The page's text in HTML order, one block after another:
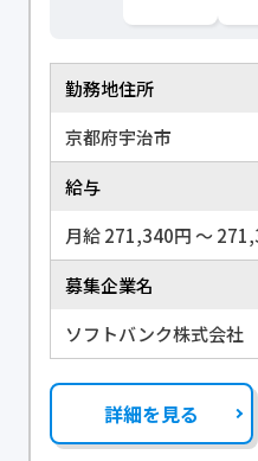
勤務地住所
京都府宇治市
給与
月給 271,340円 〜
募集企業名
ソフトバンク株式会社
詳細を見る